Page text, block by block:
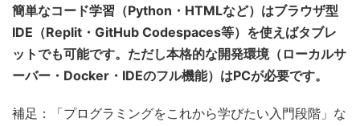
簡単なコード学習（Python・HTMLなど）はブラウザ型
IDE（Replit・GitHub Codespaces等）を使えばタブレ
ットでも可能です。ただし本格的な開発環境（ローカルサ
ーバー・Docker・IDEのフル機能）はPCが必要です。
補足：「プログラミングをこれから学びたい入門段階」な